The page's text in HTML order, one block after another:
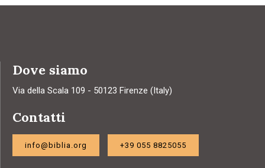
Dove siamo
Via della Scala 109 - 50123 Firenze (Italy)
Contatti
info@biblia.org +39 055 8825055